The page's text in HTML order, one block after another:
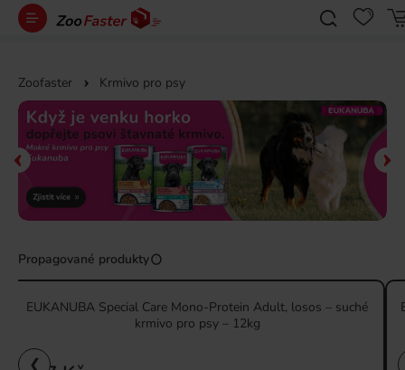
Zoofaster Krmivo pro psy
Propagované produkty
❮
EUKANUBA Special Care Mono-Protein Adult, losos – suché
krmivo pro psy – 12kg